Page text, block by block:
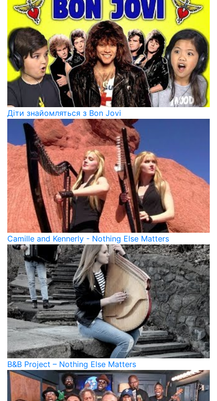
Діти знайомляться з Bon Jovi
Camille and Kennerly - Nothing Else Matters
B&B Project – Nothing Else Matters